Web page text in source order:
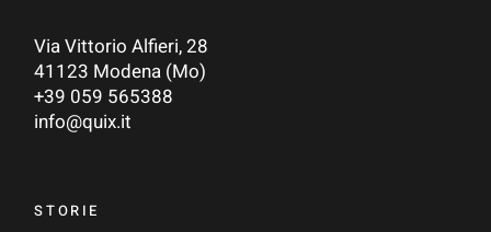
Via Vittorio Alfieri, 28
41123 Modena (Mo)
+39 059 565388
info@quix.it
STORIE